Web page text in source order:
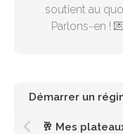
soutient au
Parlons-en !
Démarrer un
🥂 Mes